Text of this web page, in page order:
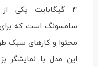
4 گیگابایت یکی
سامسونگ است که برای
محتوا و کارهای سبک